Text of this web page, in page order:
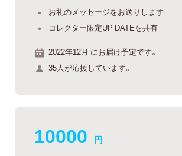
お礼のメッセージをお送りします
コレクター限定UP DATEを共有
2022年12月 にお届け予定です。
35人が応援しています。
10000 円